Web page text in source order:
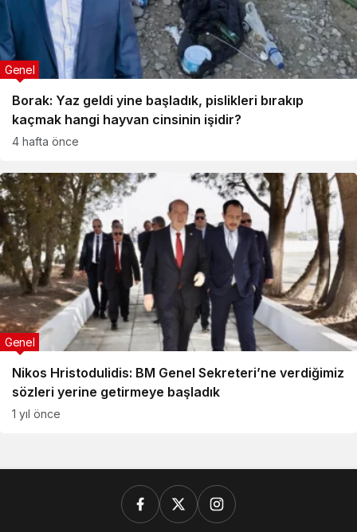
Borak: Yaz geldi yine başladık, pislikleri bırakıp
kaçmak hangi hayvan cinsinin işidir?
Genel
4 hafta önce
Nikos Hristodulidis: BM Genel Sekreteri’ne verdiğimiz
sözleri yerine getirmeye başladık
Genel
1 yıl önce